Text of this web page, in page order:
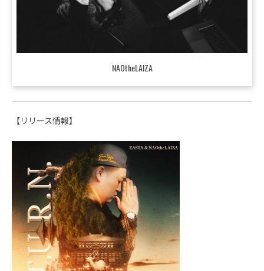
NAOtheLAIZA
【リリース情報】